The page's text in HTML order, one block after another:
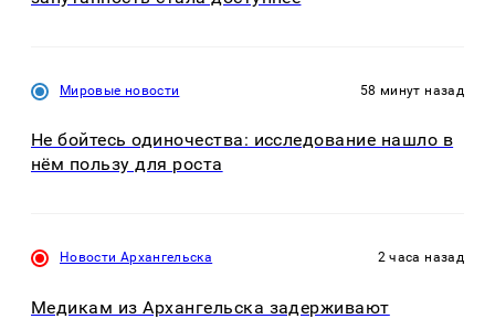
Мировые новости 58 минут назад
Не бойтесь одиночества: исследование нашло в
нём пользу для роста
Новости Архангельска 2 часа назад
Медикам из Архангельска задерживают